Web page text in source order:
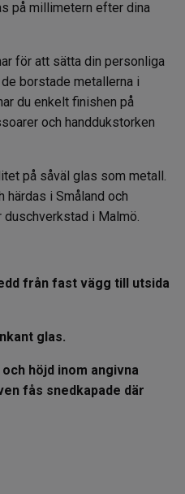
på millimetern efter dina
för att sätta din personliga
borstade metallerna i
du enkelt finishen på
och handdukstorken
på såväl glas som metall.
härdas i Småland och
i Malmö.
från fast vägg till utsida
glas.
höjd inom angivna
fås snedkapade där